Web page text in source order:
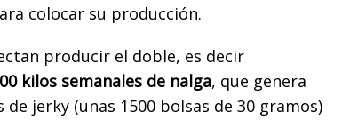
colocar su producción.
producir el doble, es decir
kilos semanales de nalga, que genera
jerky (unas 1500 bolsas de 30 gramos)